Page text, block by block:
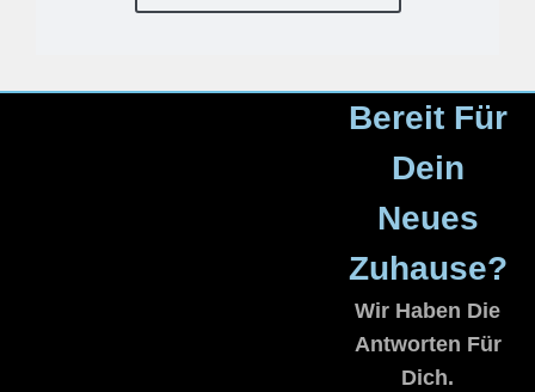
Bereit Für
Dein
Neues
Zuhause?
Wir Haben Die
Antworten Für
Dich.